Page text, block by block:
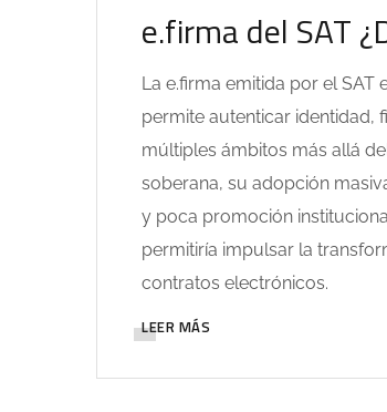
e.firma del SAT
La e.firma emitida por el
permite autenticar identidad,
múltiples ámbitos más allá
soberana, su adopción
y poca promoción
permitiría impulsar la
contratos electrónicos.
LEER MÁS